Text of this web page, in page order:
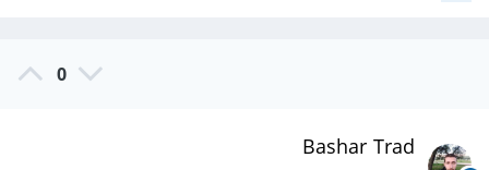
0
Bashar Trad